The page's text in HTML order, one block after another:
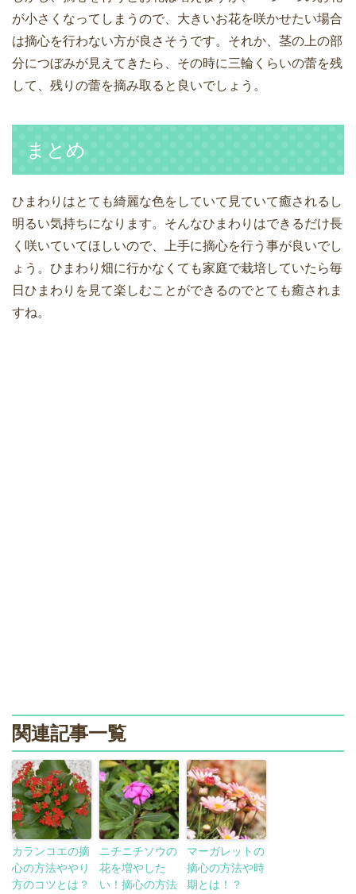
が小さくなってしまうので、大きいお花を咲かせたい場合
は摘心を行わない方が良さそうです。それか、茎の上の部
分につぼみが見えてきたら、その時に三輪くらいの蕾を残
して、残りの蕾を摘み取ると良いでしょう。
まとめ
ひまわりはとても綺麗な色をしていて見ていて癒されるし
明るい気持ちになります。そんなひまわりはできるだけ長
く咲いていてほしいので、上手に摘心を行う事が良いでし
ょう。ひまわり畑に行かなくても家庭で栽培していたら毎
日ひまわりを見て楽しむことができるのでとても癒されま
すね。
関連記事一覧
カランコエの摘
心の方法ややり
方のコツとは？
ニチニチソウの
花を増やした
い！摘心の方法
マーガレットの
摘心の方法や時
期とは！？